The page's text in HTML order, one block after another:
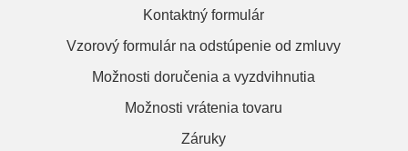
Kontaktný formulár
Vzorový formulár na odstúpenie od zmluvy
Možnosti doručenia a vyzdvihnutia
Možnosti vrátenia tovaru
Záruky